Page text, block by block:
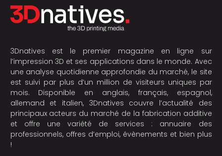
3Dnatives est le premier magazine en ligne sur
l’impression 3D et ses applications dans le monde. Avec
une analyse quotidienne approfondie du marché, le site
est suivi par plus d’un million de visiteurs uniques par
mois. Disponible en anglais, français, espagnol,
allemand et italien, 3Dnatives couvre l’actualité des
principaux acteurs du marché de la fabrication additive
et offre une variété de services : annuaire des
professionnels, offres d’emploi, évènements et bien plus
!